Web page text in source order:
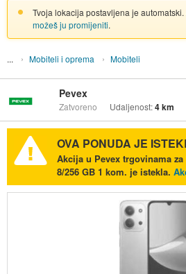
Tvoja lokacija postavljena je
možeš ju promijeniti.
Mobiteli i oprema Mobiteli
Pevex
Zatvoreno Udaljenost:4 km
OVA PONUDA JE
Akcija u Pevex trgovinama
8/256 GB 1 kom. je istekla.